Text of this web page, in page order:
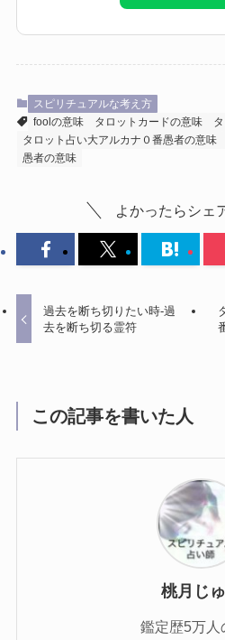
スピリチュアルな考え方
foolの意味
タロットカードの意味
タロット占い大アルカナ０番愚者の意味
愚者の意味
よかったらシェ
過去を断ち切りたい時-過
去を断ち切る霊符
この記事を書いた人
桃月じ
鑑定歴5万人